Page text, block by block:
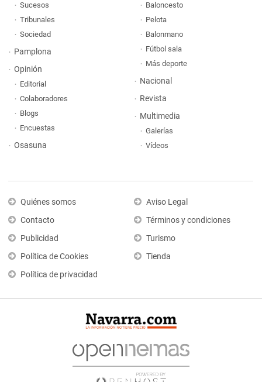
Sucesos
Tribunales
Sociedad
Pamplona
Opinión
Editorial
Colaboradores
Blogs
Encuestas
Osasuna
Baloncesto
Pelota
Balonmano
Fútbol sala
Más deporte
Nacional
Revista
Multimedia
Galerías
Vídeos
Quiénes somos
Contacto
Publicidad
Política de Cookies
Política de privacidad
Aviso Legal
Términos y condiciones
Turismo
Tienda